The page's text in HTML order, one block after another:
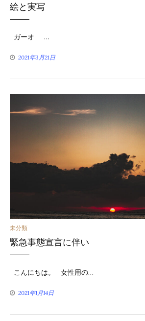
テ
ー
絵と実写
ガーオ …
2021年3月21日
カ
テ
ー
未分類
緊急事態宣言に伴い
こんにちは。 女性用の…
2021年1月14日